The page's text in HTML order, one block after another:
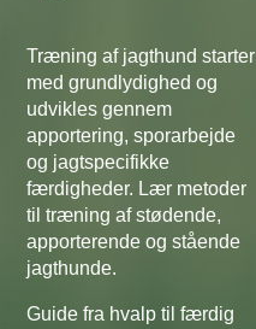
Træning af jagthund starter
med grundlydighed og
udvikles gennem
apportering, sporarbejde
og jagtspecifikke
færdigheder. Lær metoder
til træning af stødende,
apporterende og stående
jagthunde.
Guide fra hvalp til færdig